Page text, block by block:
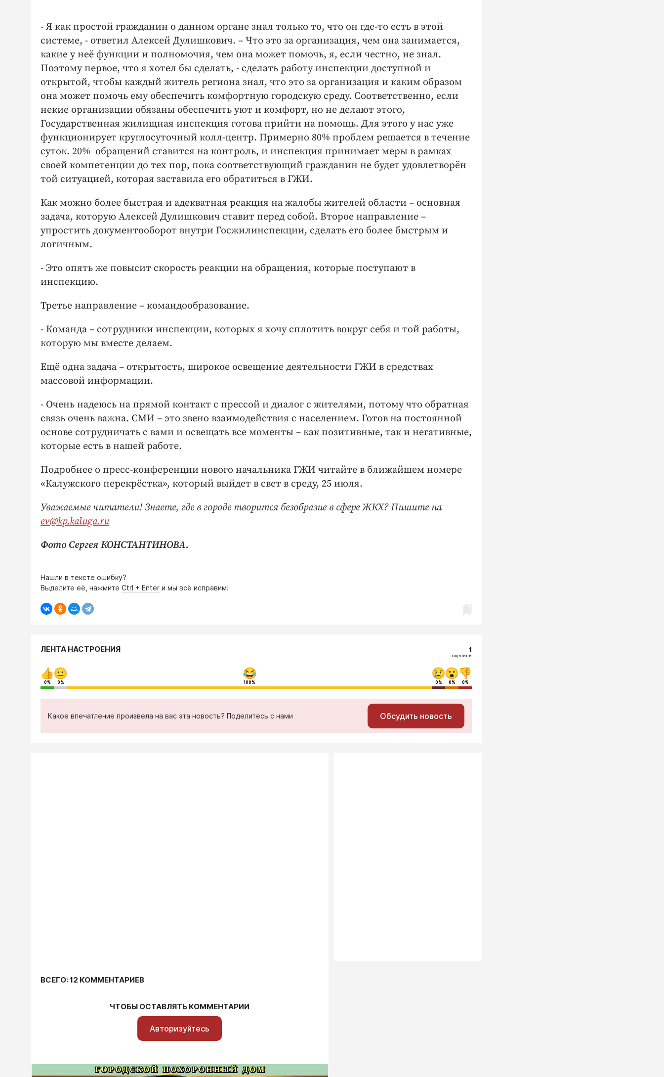
- Я как простой гражданин о данном органе знал только то, что он где-то есть в этой
системе, - ответил Алексей Дулишкович. – Что это за организация, чем она занимается,
какие у неё функции и полномочия, чем она может помочь, я, если честно, не знал.
Поэтому первое, что я хотел бы сделать, - сделать работу инспекции доступной и
открытой, чтобы каждый житель региона знал, что это за организация и каким образом
она может помочь ему обеспечить комфортную городскую среду. Соответственно, если
некие организации обязаны обеспечить уют и комфорт, но не делают этого,
Государственная жилищная инспекция готова прийти на помощь. Для этого у нас уже
функционирует круглосуточный колл-центр. Примерно 80% проблем решается в течение
суток. 20% обращений ставится на контроль, и инспекция принимает меры в рамках
своей компетенции до тех пор, пока соответствующий гражданин не будет удовлетворён
той ситуацией, которая заставила его обратиться в ГЖИ.
Как можно более быстрая и адекватная реакция на жалобы жителей области – основная
задача, которую Алексей Дулишкович ставит перед собой. Второе направление –
упростить документооборот внутри Госжилинспекции, сделать его более быстрым и
логичным.
- Это опять же повысит скорость реакции на обращения, которые поступают в
инспекцию.
Третье направление – командообразование.
- Команда – сотрудники инспекции, которых я хочу сплотить вокруг себя и той работы,
которую мы вместе делаем.
Ещё одна задача – открытость, широкое освещение деятельности ГЖИ в средствах
массовой информации.
- Очень надеюсь на прямой контакт с прессой и диалог с жителями, потому что обратная
связь очень важна. СМИ – это звено взаимодействия с населением. Готов на постоянной
основе сотрудничать с вами и освещать все моменты – как позитивные, так и негативные,
которые есть в нашей работе.
Подробнее о пресс-конференции нового начальника ГЖИ читайте в ближайшем номере
«Калужского перекрёстка», который выйдет в свет в среду, 25 июля.
Уважаемые читатели! Знаете, где в городе творится безобразие в сфере ЖКХ? Пишите на
ev@kp.kaluga.ru
Фото Сергея КОНСТАНТИНОВА.
Нашли в тексте ошибку?
Выделите её, нажмите Ctrl + Enter и мы всё исправим!
ЛЕНТА НАСТРОЕНИЯ 1
оценили
0% 0% 100% 0% 0% 0%
Какое впечатление произвела на вас эта новость? Поделитесь с нами Обсудить новость
ВСЕГО: 12 КОММЕНТАРИЕВ
ЧТОБЫ ОСТАВЛЯТЬ КОММЕНТАРИИ
Авторизуйтесь